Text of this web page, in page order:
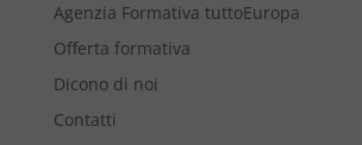
Agenzia Formativa tuttoEuropa
Offerta formativa
Dicono di noi
Contatti